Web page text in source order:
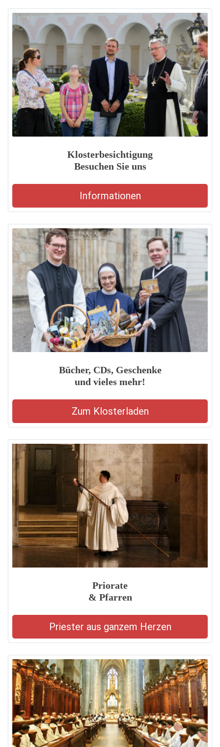
Klosterbesichtigung
Besuchen Sie uns
Informationen
Bücher, CDs, Geschenke
und vieles mehr!
Zum Klosterladen
Priorate
& Pfarren
Priester aus ganzem Herzen